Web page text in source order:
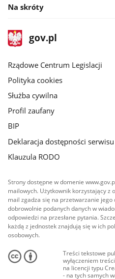
Na skróty
stopka
gov.plStrona
gov.pl
Rządowe Centrum Legislacji
Polityka cookies
Służba cywilna
Profil zaufany
BIP
Deklaracja dostępności
Klauzula RODO
Strony dostępne w domenie
mailowych. Użytkownik korzystający z
mail zgadza się na przetwarzanie
dobrowolnie podanych danych w
odpowiedzi na przesłane pytania.
każdą z jednostek znajdują się w ich
osobowych.
Treści tekstowe
wyłączeniem
na licencji typu
- na tych samych